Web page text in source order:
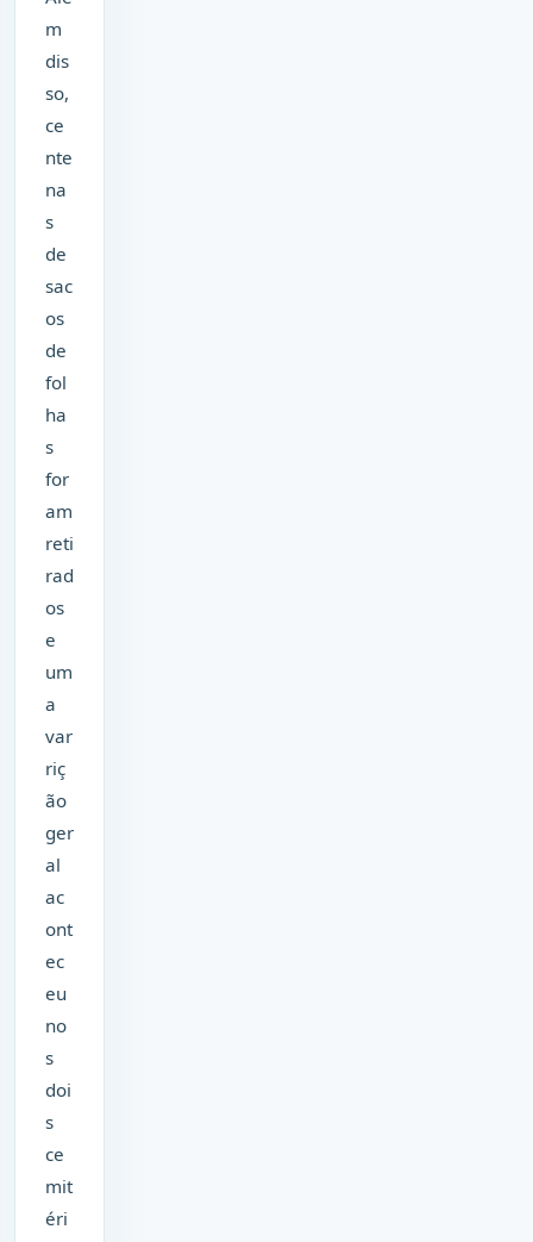
m
dis
so,
ce
nte
na
s
de
sac
os
de
fol
ha
s
for
am
reti
rad
os
e
um
a
var
riç
ão
ger
al
ac
ont
ec
eu
no
s
doi
s
ce
mit
éri